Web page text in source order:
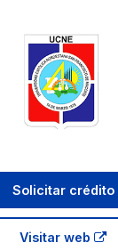
Solicitar crédito
Visitar web